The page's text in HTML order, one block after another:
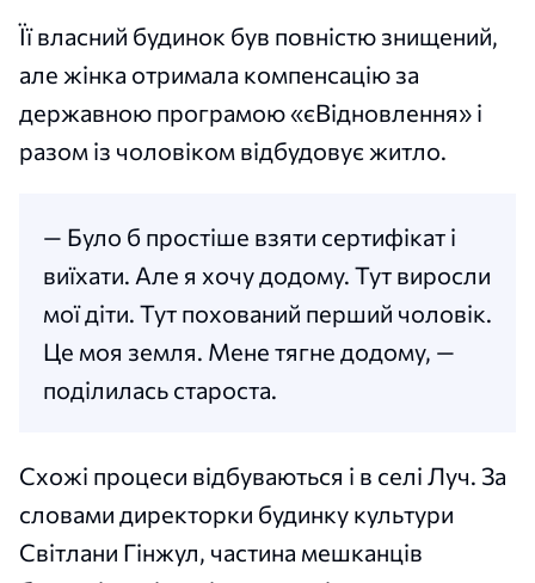
Її власний будинок був повністю знищений,
але жінка отримала компенсацію за
державною програмою «єВідновлення» і
разом із чоловіком відбудовує житло.
— Було б простіше взяти сертифікат і
виїхати. Але я хочу додому. Тут виросли
мої діти. Тут похований перший чоловік.
Це моя земля. Мене тягне додому, —
поділилась староста.
Схожі процеси відбуваються і в селі Луч. За
словами директорки будинку культури
Світлани Гінжул, частина мешканців